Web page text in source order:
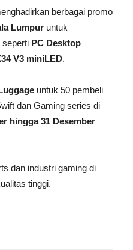
berbagai promo
Lumpur untuk
seperti PC Desktop
V3 miniLED.
untuk 50 pembeli
dan Gaming series di
hingga 31 Desember
dan industri gaming di
tinggi.